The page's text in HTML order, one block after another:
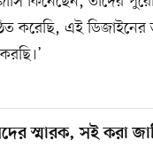
করেছি, এই
স্মারক, সই করা